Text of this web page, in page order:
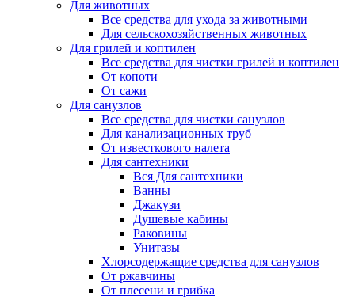
Для животных
Все средства для ухода за животными
Для сельскохозяйственных животных
Для грилей и коптилен
Все средства для чистки грилей и коптилен
От копоти
От сажи
Для санузлов
Все средства для чистки санузлов
Для канализационных труб
От известкового налета
Для сантехники
Вся Для сантехники
Ванны
Джакузи
Душевые кабины
Раковины
Унитазы
Хлорсодержащие средства для санузлов
От ржавчины
От плесени и грибка